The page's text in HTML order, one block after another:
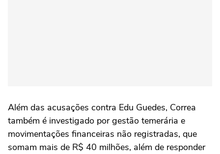
Além das acusações contra Edu Guedes, Correa
também é investigado por gestão temerária e
movimentações financeiras não registradas, que
somam mais de R$ 40 milhões, além de responder